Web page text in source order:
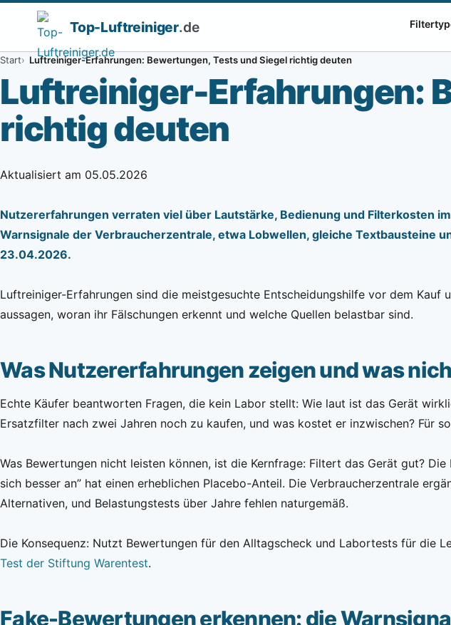
Top-Luftreiniger.de
Start Luftreiniger-Erfahrungen: Bewertungen, Tests und Siegel richtig deuten
Luftreiniger-Erfahrungen:
richtig deuten
Aktualisiert am 05.05.2026
Nutzererfahrungen verraten viel über Lautstärke, Bedienung und Filterkosten
Warnsignale der Verbraucherzentrale, etwa Lobwellen, gleiche Textbausteine
23.04.2026.
Luftreiniger-Erfahrungen sind die meistgesuchte Entscheidungshilfe vor dem
aussagen, woran ihr Fälschungen erkennt und welche Quellen belastbar sind.
Was Nutzererfahrungen zeigen und was
Echte Käufer beantworten Fragen, die kein Labor stellt: Wie laut ist das Gerät
Ersatzfilter nach zwei Jahren noch zu kaufen, und was kostet er inzwischen? Für
Was Bewertungen nicht leisten können, ist die Kernfrage: Filtert das Gerät gut?
sich besser an” hat einen erheblichen Placebo-Anteil. Die Verbraucherzentrale
Alternativen, und Belastungstests über Jahre fehlen naturgemäß.
Die Konsequenz: Nutzt Bewertungen für den Alltagscheck und Labortests für die
Test der Stiftung Warentest.
Fake-Bewertungen erkennen: die